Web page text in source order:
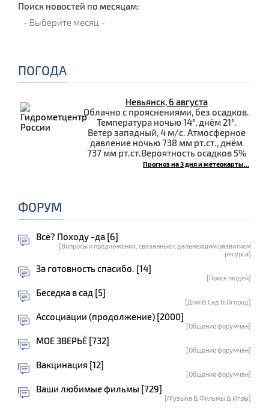
Поиск новостей по месяцам:
ПОГОДА
Невьянск, 6 августа
Облачно с прояснениями, без осадков.
Температура ночью 14°, днём 21°.
Ветер западный, 4 м/с. Атмосферное
давление ночью 738 мм рт.ст., днём
737 мм рт.ст.Вероятность осадков 5%
Прогноз на 3 дня и метеокарты...
ФОРУМ
Всё? Походу -да [6]
[Вопросы и предложения, связанные с дальнейшим развитием
ресурса]
За готовность спасибо. [14]
[Поиск людей]
Беседка в сад [5]
[Дом & Сад & Огород]
Ассоциации (продолжение) [2000]
[Общение форумчан]
МОЕ ЗВЕРЬЁ [732]
[Общение форумчан]
Вакцинация [12]
[Общение форумчан]
Ваши любимые фильмы [729]
[Музыка & Фильмы & Игры]